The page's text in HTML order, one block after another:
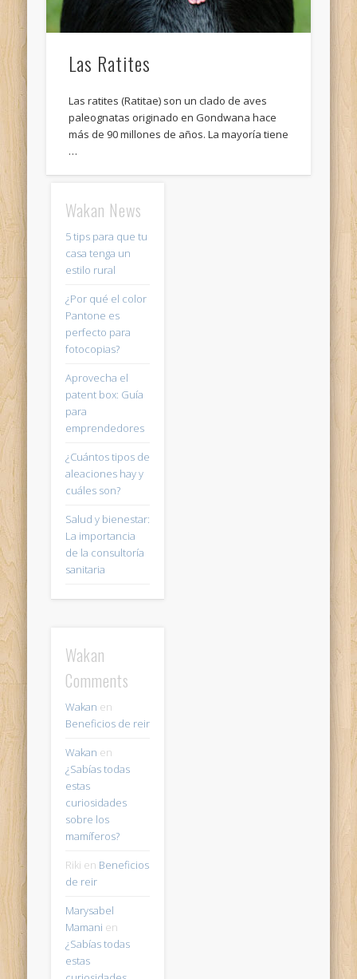
Las Ratites
Las ratites (Ratitae) son un clado de aves
paleognatas originado en Gondwana hace
más de 90 millones de años. La mayoría tiene
…
Wakan News
5 tips para que tu
casa tenga un
estilo rural
¿Por qué el color
Pantone es
perfecto para
fotocopias?
Aprovecha el
patent box: Guía
para
emprendedores
¿Cuántos tipos de
aleaciones hay y
cuáles son?
Salud y bienestar:
La importancia
de la consultoría
sanitaria
Wakan
Comments
Wakan en
Beneficios de reir
Wakan en
¿Sabías todas
estas
curiosidades
sobre los
mamíferos?
Riki en Beneficios
de reir
Marysabel
Mamani en
¿Sabías todas
estas